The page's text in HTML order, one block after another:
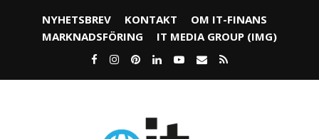
NYHETSBREV KONTAKT
OM IT-FINANS
MARKNADSFÖRING
IT MEDIA GROUP (IMG)